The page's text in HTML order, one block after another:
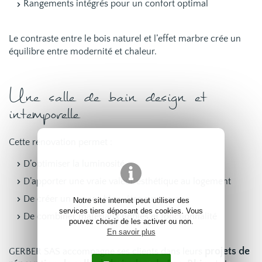
Notre site internet peut utiliser des
services tiers déposant des cookies. Vous
pouvez choisir de les activer ou non.
En savoir plus
Rangements intégrés pour un confort optimal
Le contraste entre le bois naturel et l’effet marbre crée un
équilibre entre modernité et chaleur.
Une salle de bain design et
intemporelle
Cette rénovation permet :
D’optimiser la luminosité
D’apporter une vraie valeur esthétique au logement
De créer un espace bien-être sur mesure
De combiner matériaux nobles et fonctionnalité
GERBER SAS accompagne ses clients dans leurs
projets de